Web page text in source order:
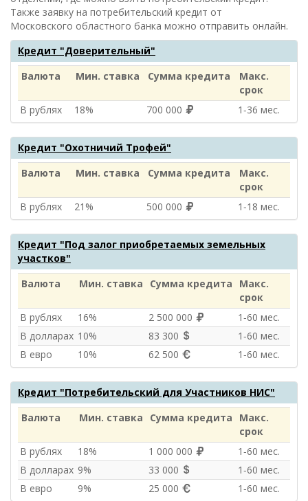
Также заявку на потребительский кредит от
Московского областного банка можно отправить онлайн.
Кредит "Доверительный"
Валюта
Мин. ставка Сумма кредита
Макс.
срок
В рублях
18% 700 000 1‑36 мес.
Кредит "Охотничий Трофей"
Валюта
Мин. ставка Сумма кредита
Макс.
срок
В рублях
21% 500 000 1‑18 мес.
Кредит "Под залог приобретаемых земельных
участков"
Валюта
Мин. ставка Сумма кредита
Макс.
срок
В рублях
16% 2 500 000
1‑60 мес.
В долларах 10% 83 300
1‑60 мес.
В евро
10% 62 500 1‑60 мес.
Кредит "Потребительский для Участников НИС"
Валюта
Мин. ставка Сумма кредита
Макс.
срок
В рублях
18% 1 000 000
1‑60 мес.
В долларах 9% 33 000
1‑60 мес.
В евро
9% 25 000 1‑60 мес.